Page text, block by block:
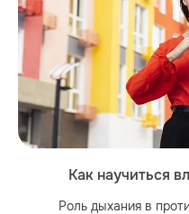
Как научиться
Роль дыхания в